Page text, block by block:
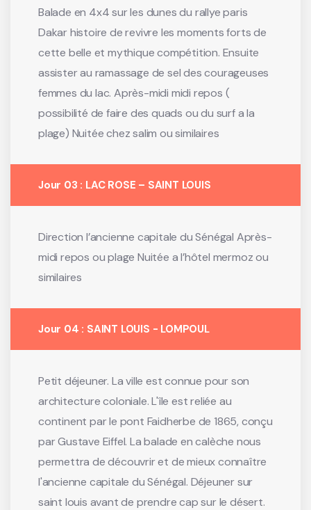
Balade en 4x4 sur les dunes du rallye paris
Dakar histoire de revivre les moments forts de
cette belle et mythique compétition. Ensuite
assister au ramassage de sel des courageuses
femmes du lac. Après-midi midi repos (
possibilité de faire des quads ou du surf a la
plage) Nuitée chez salim ou similaires
Jour 03 : LAC ROSE – SAINT LOUIS
Direction l’ancienne capitale du Sénégal Après-
midi repos ou plage Nuitée a l’hôtel mermoz ou
similaires
Jour 04 : SAINT LOUIS - LOMPOUL
Petit déjeuner. La ville est connue pour son
architecture coloniale. L'île est reliée au
continent par le pont Faidherbe de 1865, conçu
par Gustave Eiffel. La balade en calèche nous
permettra de découvrir et de mieux connaître
l'ancienne capitale du Sénégal. Déjeuner sur
saint louis avant de prendre cap sur le désert.